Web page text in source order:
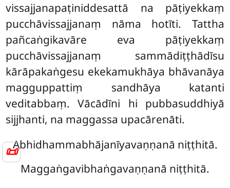
📜
vissajjanapaṭiniddesattā na pāṭiyekkaṃ
pucchāvissajjanaṃ nāma hotīti. Tattha
pañcaṅgikavāre eva pāṭiyekkaṃ
pucchāvissajjanaṃ sammādiṭṭhādīsu
kārāpakaṅgesu ekekamukhāya bhāvanāya
magguppattiṃ sandhāya katanti
veditabbaṃ. Vācādīni hi pubbasuddhiyā
sijjhanti, na maggassa upacārenāti.
Abhidhammabhājanīyavaṇṇanā niṭṭhitā.
Maggaṅgavibhaṅgavaṇṇanā niṭṭhitā.